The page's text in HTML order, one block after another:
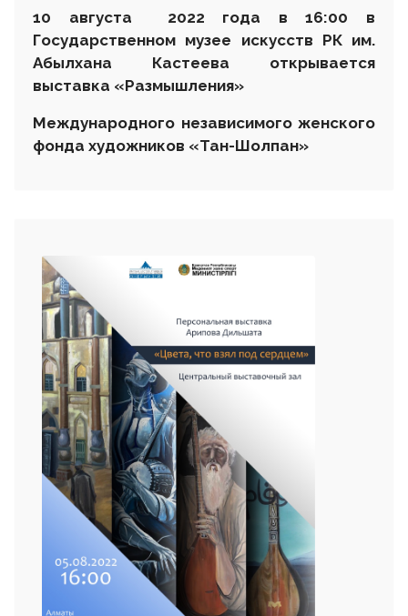
10 августа 2022 года в 16:00 в
Государственном музее искусств РК им.
Абылхана Кастеева открывается
выставка «Размышления»
Международного независимого женского
фонда художников «Тан-Шолпан»